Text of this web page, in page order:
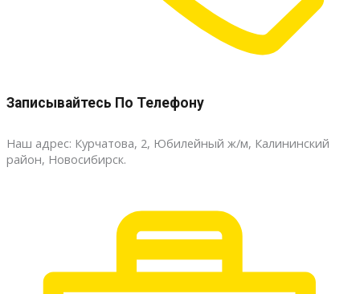
Записывайтесь По Телефону
Наш адрес: Курчатова, 2, Юбилейный ж/м, Калининский
район, Новосибирск.